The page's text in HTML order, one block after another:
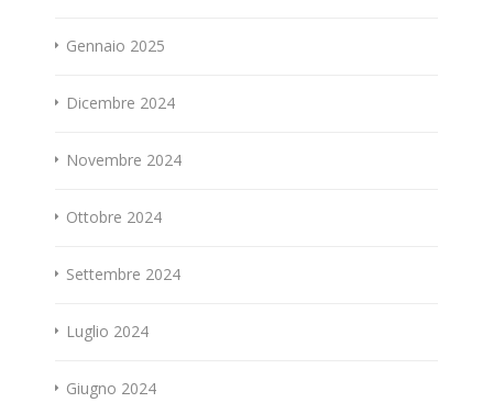
Gennaio 2025
Dicembre 2024
Novembre 2024
Ottobre 2024
Settembre 2024
Luglio 2024
Giugno 2024